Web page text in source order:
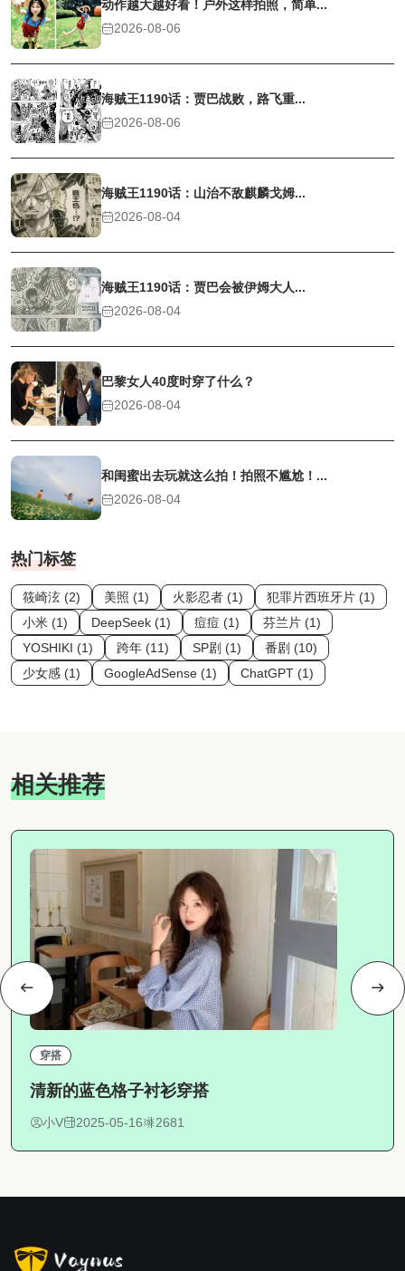
动作越大越好看！户外这样拍照，简单...
2026-08-06
海贼王1190话：贾巴战败，路飞重...
2026-08-06
海贼王1190话：山治不敌麒麟戈姆...
2026-08-04
海贼王1190话：贾巴会被伊姆大人...
2026-08-04
巴黎女人40度时穿了什么？
2026-08-04
和闺蜜出去玩就这么拍！拍照不尴尬！...
2026-08-04
热门标签
筱崎泫 (2) 美照 (1) 火影忍者 (1)
犯罪片西班牙片 (1)
小米 (1)
DeepSeek (1) 痘痘 (1)
芬兰片 (1)
YOSHIKI (1)
跨年 (11) SP剧 (1)
番剧 (10)
少女感 (1)
GoogleAdSense (1) ChatGPT (1)
相关推荐
穿搭
清新的蓝色格子衬衫穿搭
小V 2025-05-16 2681